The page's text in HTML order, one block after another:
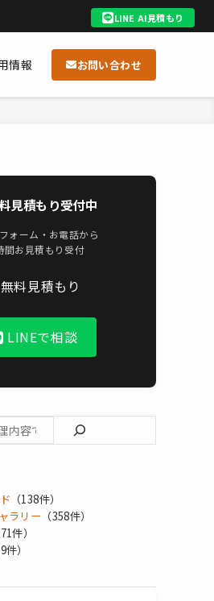
LINE AI見積もり
情報 お問い合わせ
見積もり受付中
ォーム・お電話から
間お見積もり受付
無料見積もり
LINEで相談
（138件）
ラリー （358件）
71件）
9件）